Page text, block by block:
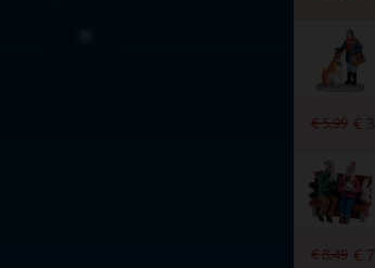
€5,99 € 3
€8,49 € 7